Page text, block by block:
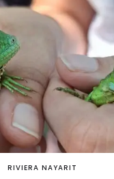
RIVIERA NAYARIT